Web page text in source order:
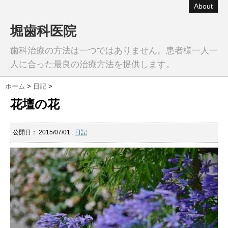
About
堀歯科医院
歯科治療の方法は一つではありません。患者様一人一
人に合った最良の治療方法を提供します。
ホーム > 日記 >
花壇の花
公開日： 2015/07/01 : 日記